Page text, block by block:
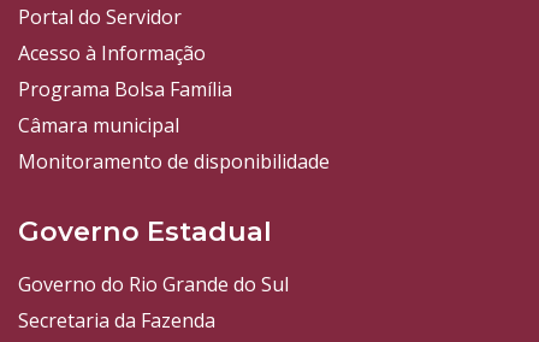
Portal do Servidor
Acesso à Informação
Programa Bolsa Família
Câmara municipal
Monitoramento de disponibilidade
Governo Estadual
Governo do Rio Grande do Sul
Secretaria da Fazenda